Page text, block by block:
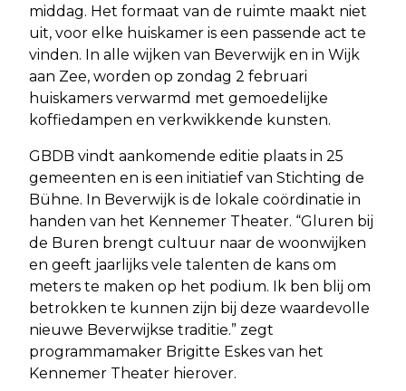
middag. Het formaat van de ruimte maakt niet
uit, voor elke huiskamer is een passende act te
vinden. In alle wijken van Beverwijk en in Wijk
aan Zee, worden op zondag 2 februari
huiskamers verwarmd met gemoedelijke
koffiedampen en verkwikkende kunsten.
GBDB vindt aankomende editie plaats in 25
gemeenten en is een initiatief van Stichting de
Bühne. In Beverwijk is de lokale coördinatie in
handen van het Kennemer Theater. “Gluren bij
de Buren brengt cultuur naar de woonwijken
en geeft jaarlijks vele talenten de kans om
meters te maken op het podium. Ik ben blij om
betrokken te kunnen zijn bij deze waardevolle
nieuwe Beverwijkse traditie.” zegt
programmamaker Brigitte Eskes van het
Kennemer Theater hierover.